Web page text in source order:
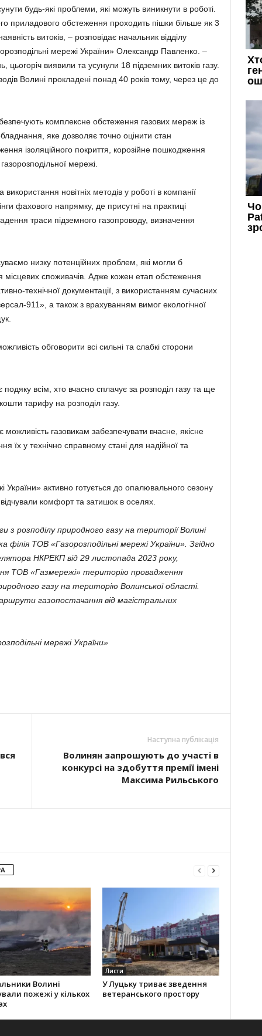
будь-які проблеми, які можуть виникнути в роботі.
приладового обстеження проходить пішки більше як 3
витоків, – розповідає начальник відділу
мережі України» Олександр Павленко. –
виявили та усунули 18 підземних витоків газу.
Волині прокладені понад 40 років тому, через це до
комплексне обстеження газових мереж із
яке дозволяє точно оцінити стан
ізоляційного покриття, корозійне пошкодження
мережі.
новітніх методів у роботі в компанії
фахового напрямку, де присутні на практиці
траси підземного газопроводу, визначення
низку потенційних проблем, які могли б
місцевих споживачів. Адже кожен етап обстеження
технічної документації, з використанням сучасних
911», а також з врахуванням вимог екологічної
обговорити всі сильні та слабкі сторони
всім, хто вчасно сплачує за розподіл газу та ще
тарифу на розподіл газу.
газовикам забезпечувати вчасне, якісне
їх у технічно справному стані для надійної та
України» активно готується до опалювального сезону
комфорт та затишок в оселях.
з розподілу природного газу на території Волині
ТОВ «Газорозподільні мережі України». Згідно
НКРЕКП від 29 листопада 2023 року,
ТОВ «Газмережі» територію провадження
газу на територію Волинської області.
газопостачання від магістральних
мережі України»
Наступна публікація
Волинян запрошують до участі в
конкурсі на здобуття премії імені
Максима Рильського
Волині
пожежі у кількох
Листи
У Луцьку триває зведення
ветеранського простору